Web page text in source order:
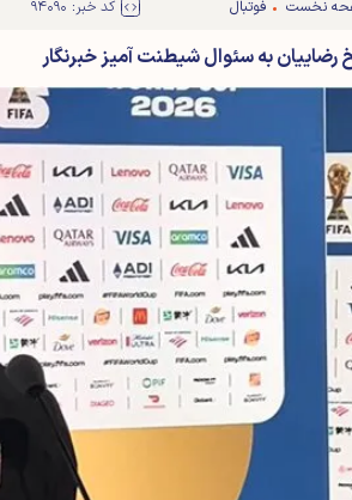
نخست فوتبال کد خبر: ۹۴۰۹۰
رضاییان به سئوال شیطنت آمیز خبرنگار